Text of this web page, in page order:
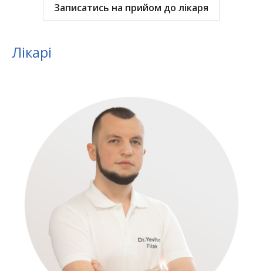
Записатись на прийом до лікаря
Лікарі